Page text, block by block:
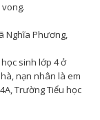
sinh lớp 4 ở
nạn nhân là em
Trường Tiểu học